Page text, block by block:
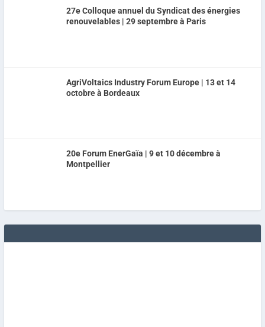
27e Colloque annuel du Syndicat des énergies
renouvelables | 29 septembre à Paris
AgriVoltaics Industry Forum Europe | 13 et 14
octobre à Bordeaux
20e Forum EnerGaïa | 9 et 10 décembre à
Montpellier